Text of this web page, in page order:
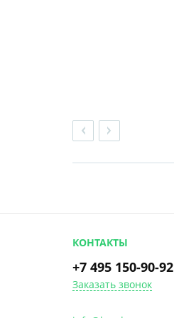
КОНТАКТЫ
+7 495 150-90-92
Заказать звонок